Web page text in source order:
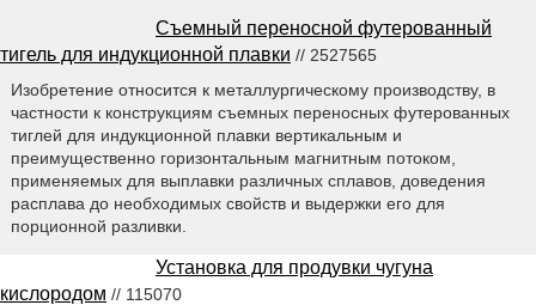
Съемный переносной футерованный
тигель для индукционной плавки // 2527565
Изобретение относится к металлургическому производству, в
частности к конструкциям съемных переносных футерованных
тиглей для индукционной плавки вертикальным и
преимущественно горизонтальным магнитным потоком,
применяемых для выплавки различных сплавов, доведения
расплава до необходимых свойств и выдержки его для
порционной разливки.
Установка для продувки чугуна
кислородом // 115070